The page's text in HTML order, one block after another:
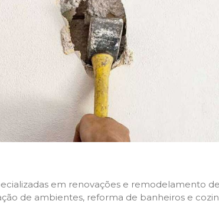
em renovações e remodelamento
de ambientes, reforma de banheiros e